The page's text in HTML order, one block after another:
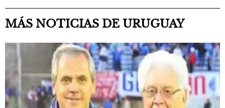
MÁS NOTICIAS DE URUGUAY